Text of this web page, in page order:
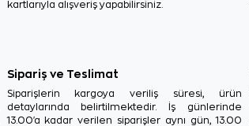
kartlarıyla alışveriş yapabilirsiniz.
Sipariş ve Teslimat
Siparişlerin kargoya veriliş süresi, ürün
detaylarında belirtilmektedir. İş günlerinde
13.00'a kadar verilen siparişler aynı gün, 13.00